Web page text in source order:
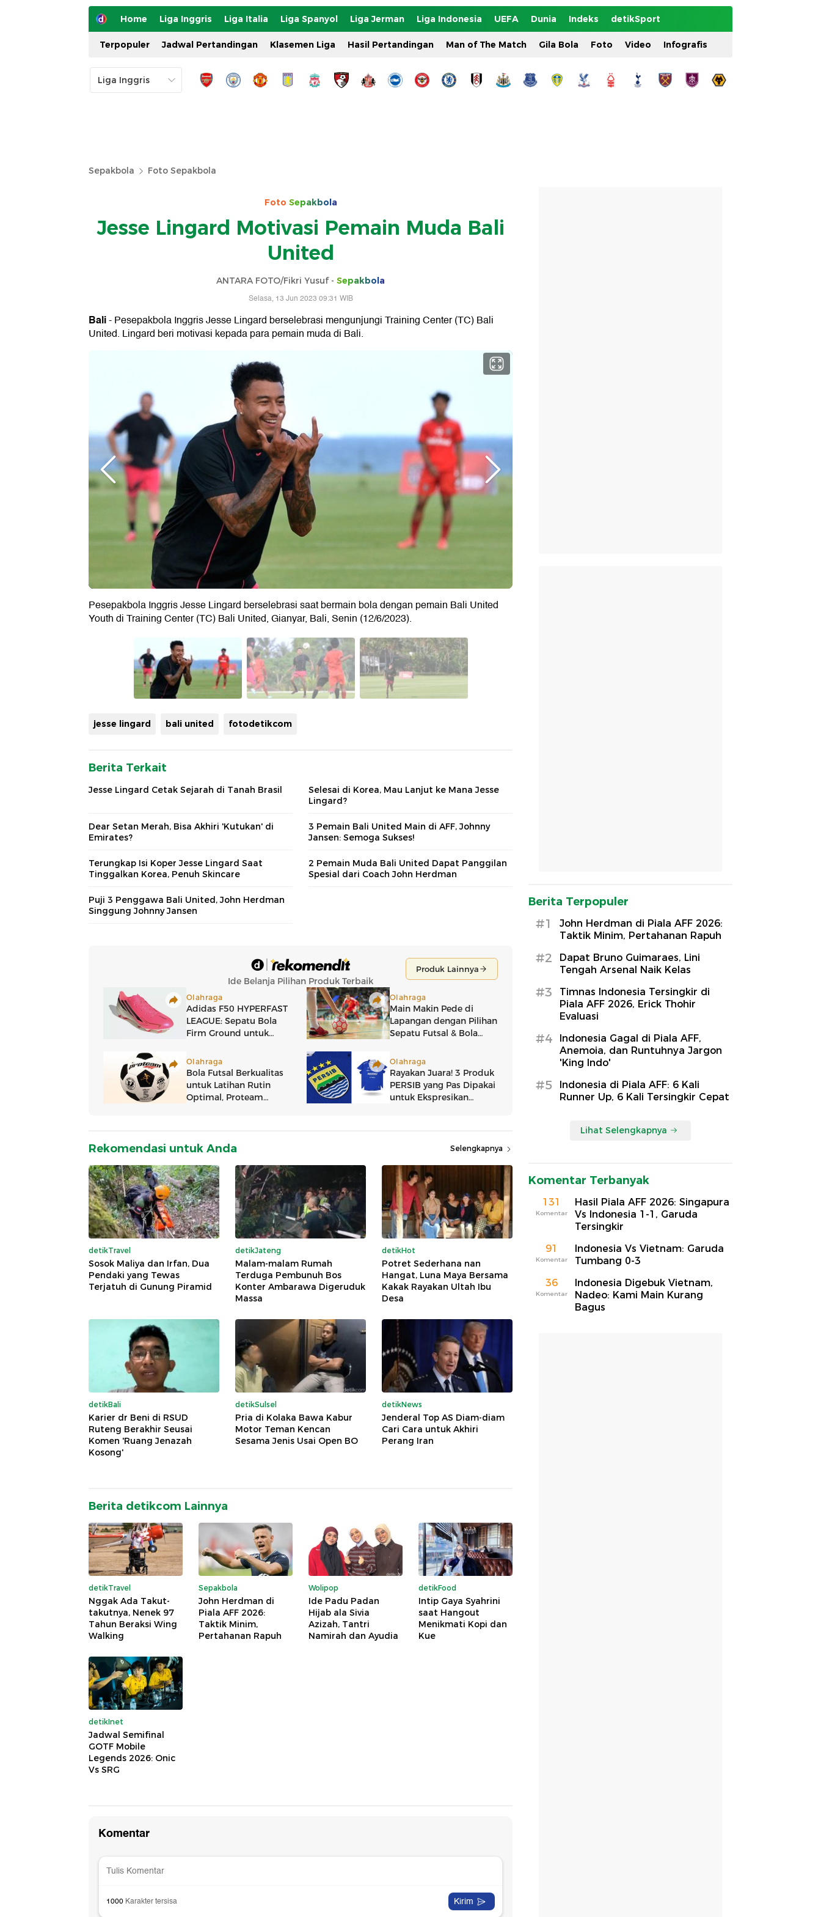
Home Liga Inggris Liga Italia Liga Spanyol Liga Jerman Liga Indonesia UEFA Dunia Indeks detikSport
Terpopuler Jadwal Pertandingan Klasemen Liga Hasil Pertandingan Man of The Match Gila Bola Foto Video Infografis
Sepakbola Foto Sepakbola
Foto Sepakbola
Jesse Lingard Motivasi Pemain Muda Bali
United
ANTARA FOTO/Fikri Yusuf - Sepakbola
Selasa, 13 Jun 2023 09:31 WIB
Bali- Pesepakbola Inggris Jesse Lingard berselebrasi mengunjungi Training Center (TC) Bali
United. Lingard beri motivasi kepada para pemain muda di Bali.
Pesepakbola Inggris Jesse Lingard berselebrasi saat bermain bola dengan pemain Bali United
Youth di Training Center (TC) Bali United, Gianyar, Bali, Senin (12/6/2023).
jesse lingard bali united fotodetikcom
Berita Terkait
Jesse Lingard Cetak Sejarah di Tanah Brasil
Selesai di Korea, Mau Lanjut ke Mana Jesse
Lingard?
Dear Setan Merah, Bisa Akhiri 'Kutukan' di
Emirates?
3 Pemain Bali United Main di AFF, Johnny
Jansen: Semoga Sukses!
Terungkap Isi Koper Jesse Lingard Saat
Tinggalkan Korea, Penuh Skincare
2 Pemain Muda Bali United Dapat Panggilan
Spesial dari Coach John Herdman
Puji 3 Penggawa Bali United, John Herdman
Singgung Johnny Jansen
Rekomendasi untuk Anda Selengkapnya
detikTravel
Sosok Maliya dan Irfan, Dua
Pendaki yang Tewas
Terjatuh di Gunung Piramid
detikJateng
Malam-malam Rumah
Terduga Pembunuh Bos
Konter Ambarawa Digeruduk
Massa
detikHot
Potret Sederhana nan
Hangat, Luna Maya Bersama
Kakak Rayakan Ultah Ibu
Desa
detikBali
Karier dr Beni di RSUD
Ruteng Berakhir Seusai
Komen 'Ruang Jenazah
Kosong'
detikSulsel
Pria di Kolaka Bawa Kabur
Motor Teman Kencan
Sesama Jenis Usai Open BO
detikNews
Jenderal Top AS Diam-diam
Cari Cara untuk Akhiri
Perang Iran
Berita detikcom Lainnya
detikTravel
Nggak Ada Takut-
takutnya, Nenek 97
Tahun Beraksi Wing
Walking
Sepakbola
John Herdman di
Piala AFF 2026:
Taktik Minim,
Pertahanan Rapuh
Wolipop
Ide Padu Padan
Hijab ala Sivia
Azizah, Tantri
Namirah dan Ayudia
detikFood
Intip Gaya Syahrini
saat Hangout
Menikmati Kopi dan
Kue
detikInet
Jadwal Semifinal
GOTF Mobile
Legends 2026: Onic
Vs SRG
Berita Terpopuler
#1
John Herdman di Piala AFF 2026:
Taktik Minim, Pertahanan Rapuh
#2
Dapat Bruno Guimaraes, Lini
Tengah Arsenal Naik Kelas
#3
Timnas Indonesia Tersingkir di
Piala AFF 2026, Erick Thohir
Evaluasi
#4
Indonesia Gagal di Piala AFF,
Anemoia, dan Runtuhnya Jargon
'King Indo'
#5
Indonesia di Piala AFF: 6 Kali
Runner Up, 6 Kali Tersingkir Cepat
Lihat Selengkapnya
Komentar Terbanyak
131
Komentar
Hasil Piala AFF 2026: Singapura
Vs Indonesia 1-1, Garuda
Tersingkir
91
Komentar
Indonesia Vs Vietnam: Garuda
Tumbang 0-3
36
Komentar
Indonesia Digebuk Vietnam,
Nadeo: Kami Main Kurang
Bagus